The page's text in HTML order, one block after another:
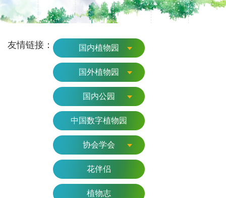
友情链接： 国内植物园
国外植物园
国内公园
中国数字植物园
协会学会
花伴侣
植物志